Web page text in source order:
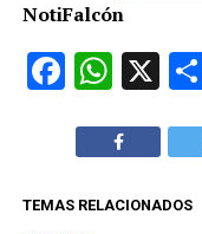
NotiFalcón
X
TEMAS RELACIONADOS